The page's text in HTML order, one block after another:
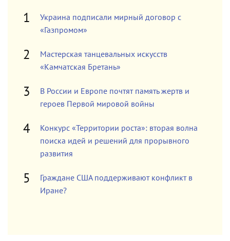
Украина подписали мирный договор с
«Газпромом»
Мастерская танцевальных искусств
«Камчатская Бретань»
В России и Европе почтят память жертв и
героев Первой мировой войны
Конкурс «Территории роста»: вторая волна
поиска идей и решений для прорывного
развития
Граждане США поддерживают конфликт в
Иране?